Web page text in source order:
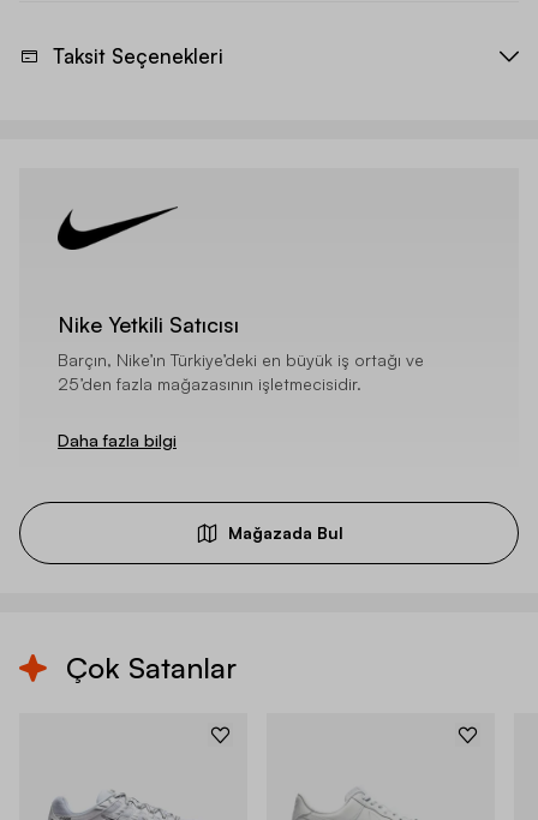
Taksit Seçenekleri
Nike Yetkili Satıcısı
Barçın, Nike’ın Türkiye’deki en büyük iş ortağı ve
25’den fazla mağazasının işletmecisidir.
Daha fazla bilgi
Mağazada Bul
Çok Satanlar